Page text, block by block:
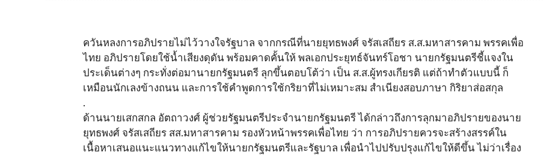
ควันหลงการอภิปรายไม่ไว้วางใจรัฐบาล จากกรณีที่นายยุทธพงศ์ จรัสเสถียร ส.ส.มหาสารคาม พรรคเพื่อ
ไทย อภิปรายโดยใช้น้ำเสียงดุดัน พร้อมคาดคั้นให้ พลเอกประยุทธ์จันทร์โอชา นายกรัฐมนตรีชี้แจงใน
ประเด็นต่างๆ กระทั่งต่อมานายกรัฐมนตรี ลุกขึ้นตอบโต้ว่า เป็น ส.ส.ผู้ทรงเกียรติ แต่ถ้าทำตัวแบบนี้ ก็
เหมือนนักเลงข้างถนน และการใช้คำพูดการใช้กริยาที่ไม่เหมาะสม สำเนียงสอบภาษา กิริยาส่อสกุล
.
ด้านนายเสกสกล อัตถาวงศ์ ผู้ช่วยรัฐมนตรีประจำนายกรัฐมนตรี ได้กล่าวถึงการลุกมาอภิปรายของนาย
ยุทธพงศ์ จรัสเสถียร สส.มหาสารคาม รองหัวหน้าพรรคเพื่อไทย ว่า การอภิปรายควรจะสร้างสรรค์ใน
เนื้อหาเสนอแนะแนวทางแก้ไขให้นายกรัฐมนตรีและรัฐบาล เพื่อนำไปปรับปรุงแก้ไขให้ดีขึ้น ไม่ว่าเรื่อง